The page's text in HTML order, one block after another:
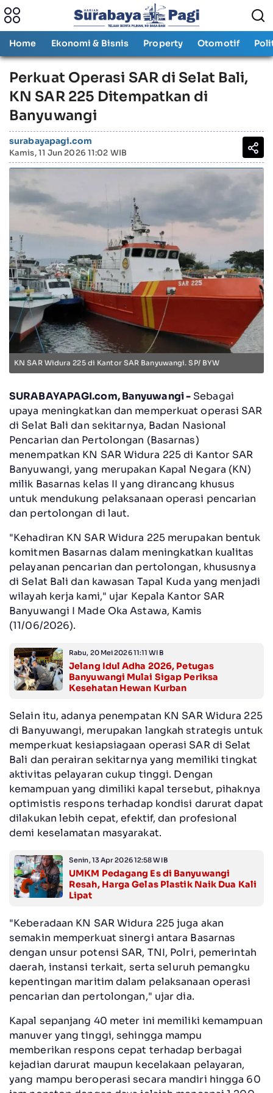
Home Ekonomi & Bisnis Property Otomotif
Perkuat Operasi SAR di Selat Bali,
KN SAR 225 Ditempatkan di
Banyuwangi
surabayapagi.com
Kamis, 11 Jun 2026 11:02 WIB
KN SAR Widura 225 di Kantor SAR Banyuwangi. SP/ BYW
SURABAYAPAGI.com, Banyuwangi - Sebagai
upaya meningkatkan dan memperkuat operasi SAR
di Selat Bali dan sekitarnya, Badan Nasional
Pencarian dan Pertolongan (Basarnas)
menempatkan KN SAR Widura 225 di Kantor SAR
Banyuwangi, yang merupakan Kapal Negara (KN)
milik Basarnas kelas II yang dirancang khusus
untuk mendukung pelaksanaan operasi pencarian
dan pertolongan di laut.
"Kehadiran KN SAR Widura 225 merupakan bentuk
komitmen Basarnas dalam meningkatkan kualitas
pelayanan pencarian dan pertolongan, khususnya
di Selat Bali dan kawasan Tapal Kuda yang menjadi
wilayah kerja kami," ujar Kepala Kantor SAR
Banyuwangi I Made Oka Astawa, Kamis
(11/06/2026).
Rabu, 20 Mei 2026 11:11 WIB
Jelang Idul Adha 2026, Petugas
Banyuwangi Mulai Sigap Periksa
Kesehatan Hewan Kurban
Selain itu, adanya penempatan KN SAR Widura 225
di Banyuwangi, merupakan langkah strategis untuk
memperkuat kesiapsiagaan operasi SAR di Selat
Bali dan perairan sekitarnya yang memiliki tingkat
aktivitas pelayaran cukup tinggi. Dengan
kemampuan yang dimiliki kapal tersebut, pihaknya
optimistis respons terhadap kondisi darurat dapat
dilakukan lebih cepat, efektif, dan profesional
demi keselamatan masyarakat.
Senin, 13 Apr 2026 12:58 WIB
UMKM Pedagang Es di Banyuwangi
Resah, Harga Gelas Plastik Naik Dua Kali
Lipat
"Keberadaan KN SAR Widura 225 juga akan
semakin memperkuat sinergi antara Basarnas
dengan unsur potensi SAR, TNI, Polri, pemerintah
daerah, instansi terkait, serta seluruh pemangku
kepentingan maritim dalam pelaksanaan operasi
pencarian dan pertolongan," ujar dia.
Kapal sepanjang 40 meter ini memiliki kemampuan
manuver yang tinggi, sehingga mampu
memberikan respons cepat terhadap berbagai
kejadian darurat maupun kecelakaan pelayaran,
yang mampu beroperasi secara mandiri hingga 60